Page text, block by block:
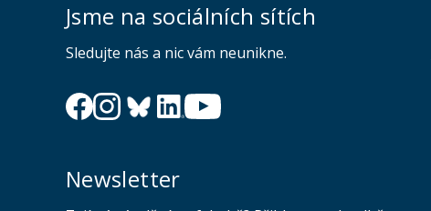
Jsme na sociálních sítích
Sledujte nás a nic vám neunikne.
Newsletter